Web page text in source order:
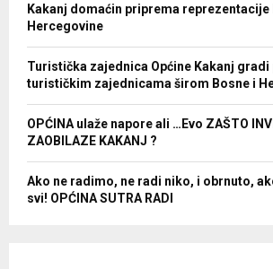
Kakanj domaćin priprema reprezentacije
Hercegovine
Turistička zajednica Općine Kakanj
turističkim zajednicama širom Bosne i
OPĆINA ulaže napore ali …Evo ZAŠTO
ZAOBILAZE KAKANJ ?
Ako ne radimo, ne radi niko, i obrnuto,
svi! OPĆINA SUTRA RADI